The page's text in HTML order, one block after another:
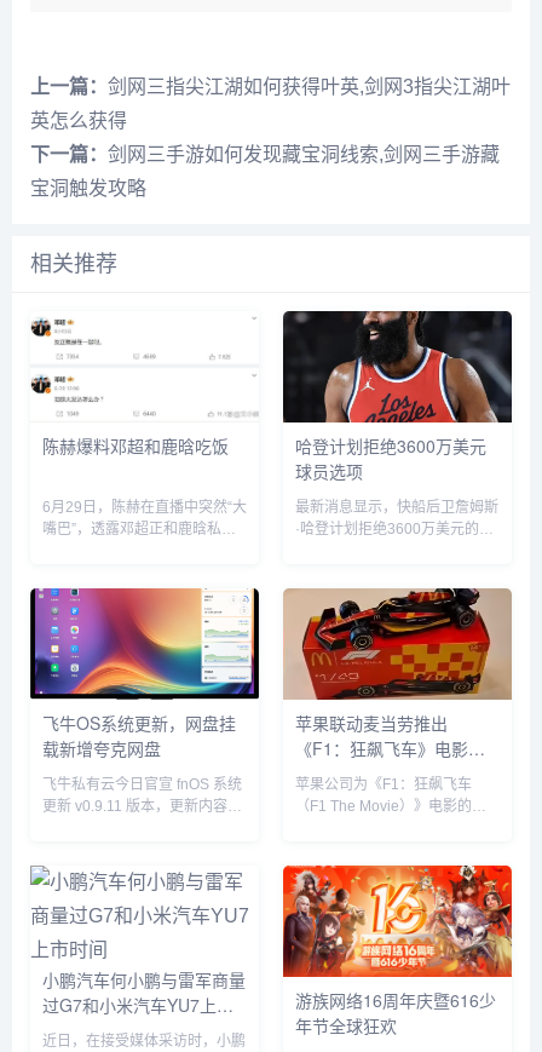
上一篇： 剑网三指尖江湖如何获得叶英,剑网3指尖江湖叶
英怎么获得
下一篇： 剑网三手游如何发现藏宝洞线索,剑网三手游藏
宝洞触发攻略
相关推荐
陈赫爆料邓超和鹿晗吃饭
6月29日，陈赫在直播中突然“大
嘴巴”，透露邓超正和鹿晗私下
自己也去吃饭了”。没想到，当
天邓超就在微博发文回应：“反
正就是在一起呗”，配文简短却...
哈登计划拒绝3600万美元
球员选项
最新消息显示，快船后卫詹姆斯
·哈登计划拒绝3600万美元的球
飞牛OS系统更新，网盘挂
载新增夸克网盘
飞牛私有云今日官宣 fnOS 系统
更新 v0.9.11 版本，更新内容包
置、优化硬盘类型（HDD、
SSD）的识别等。飞牛 f...
苹果联动麦当劳推出
《F1：狂飙飞车》电影套
餐
苹果公司为《F1：狂飙飞车
（F1 The Movie）》电影的全
味合作，粉丝们可以购买 F1 主
题套餐，并把独家定制的迷你赛
车带回家。...
小鹏汽车何小鹏与雷军商量
过G7和小米汽车YU7上市
时间
近日，在接受媒体采访时，小鹏
游族网络16周年庆暨616少
年节全球狂欢